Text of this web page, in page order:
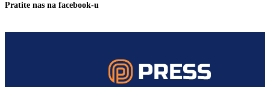
Pratite nas na facebook-u